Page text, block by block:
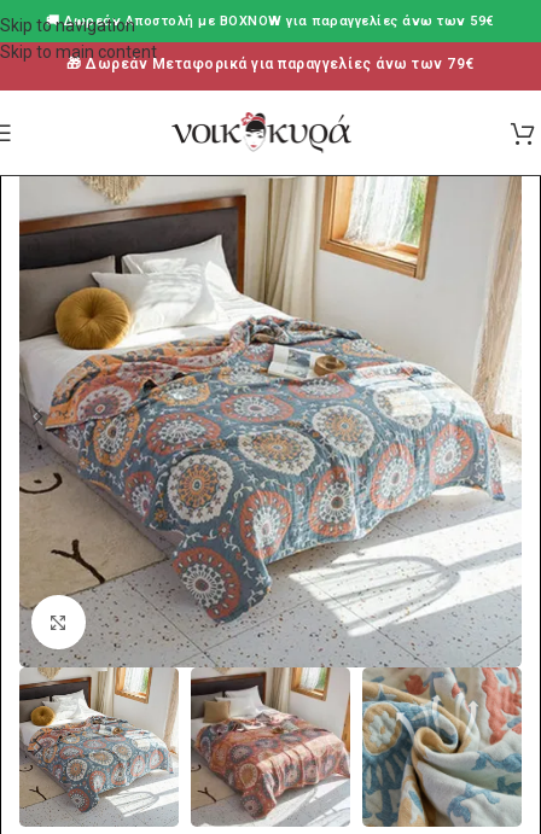
Skip to navigation
Skip to main content
🚚 Δωρεάν Aποστολή με BOXNOW για παραγγελίες άνω των 59€
🎁 Δωρεάν Μεταφορικά για παραγγελίες άνω των 79€
Click to enlarge